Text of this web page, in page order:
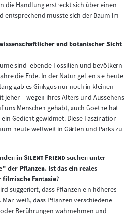
die Handlung erstreckt sich über einen
entsprechend musste sich der Baum im
und botanischer Sicht
sind lebende Fossilien und bevölkern
die Erde. In der Natur gelten sie heute
gab es Ginkgos nur noch in kleinen
jeher – wegen ihres Alters und Aussehens
uns Menschen gehabt, auch Goethe hat
Gedicht gewidmet. Diese Faszination
heute weltweit in Gärten und Parks zu
in"
Silent Friend"suchen unter
der Pflanzen. Ist das ein reales
filmische Fantasie?
suggeriert, dass Pflanzen ein höheres
weiß, dass Pflanzen verschiedene
Berührungen wahrnehmen und